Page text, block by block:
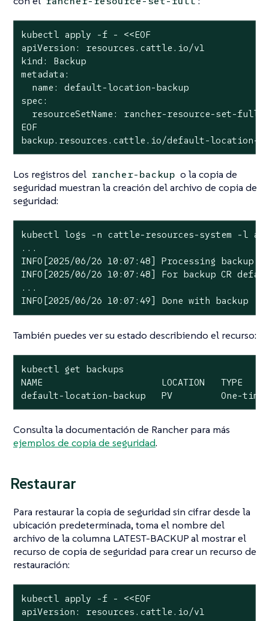
kubectl apply -f - <<EOF
apiVersion: resources.cattle.io/v1
kind: Backup
metadata:
  name: default-location-backup
spec:
  resourceSetName: rancher-resource-set-full
EOF
backup.resources.cattle.io/default-location-
Los registros del rancher-backup o la copia de
seguridad muestran la creación del archivo de copia de
seguridad:
kubectl logs -n cattle-resources-system -l
...
INFO[2025/06/26 10:07:48] Processing backup
INFO[2025/06/26 10:07:48] For backup CR
...
INFO[2025/06/26 10:07:49] Done with backup
También puedes ver su estado describiendo el recurso:
kubectl get backups
NAME                      LOCATION
default-location-backup   PV         One-time
Consulta la documentación de Rancher para más
ejemplos de copia de seguridad.
Restaurar
Para restaurar la copia de seguridad sin cifrar desde la
ubicación predeterminada, toma el nombre del
archivo de la columna LATEST-BACKUP al mostrar el
recurso de copia de seguridad para crear un recurso de
restauración:
kubectl apply -f - <<EOF
apiVersion: resources.cattle.io/v1